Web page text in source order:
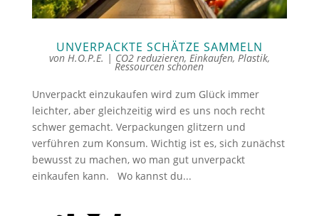
UNVERPACKTE SCHÄTZE SAMMELN
von H.O.P.E. | CO2 reduzieren, Einkaufen, Plastik,
Ressourcen schonen
Unverpackt einzukaufen wird zum Glück immer
leichter, aber gleichzeitig wird es uns noch recht
schwer gemacht. Verpackungen glitzern und
verführen zum Konsum. Wichtig ist es, sich zunächst
bewusst zu machen, wo man gut unverpackt
einkaufen kann. Wo kannst du...